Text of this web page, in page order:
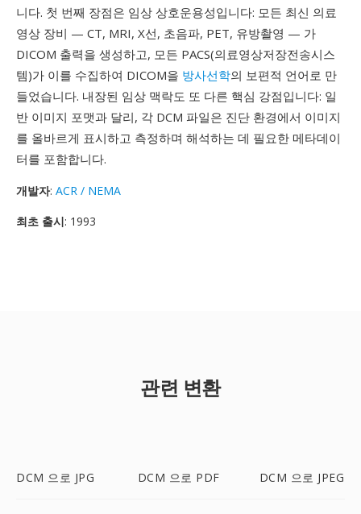
니다. 첫 번째 장점은 임상 상호운용성입니다: 모든 최신 의료
영상 장비 — CT, MRI, X선, 초음파, PET, 유방촬영 — 가
DICOM 출력을 생성하고, 모든 PACS(의료영상저장전송시스
템)가 이를 수집하여 DICOM을 방사선학의 보편적 언어로 만
들었습니다. 내장된 임상 맥락도 또 다른 핵심 강점입니다: 일
반 이미지 포맷과 달리, 각 DCM 파일은 진단 환경에서 이미지
를 올바르게 표시하고 측정하며 해석하는 데 필요한 메타데이
터를 포함합니다.
개발자: ACR / NEMA
최초 출시: 1993
관련 변환
DCM 으로 JPG DCM 으로 PDF DCM 으로 JPEG